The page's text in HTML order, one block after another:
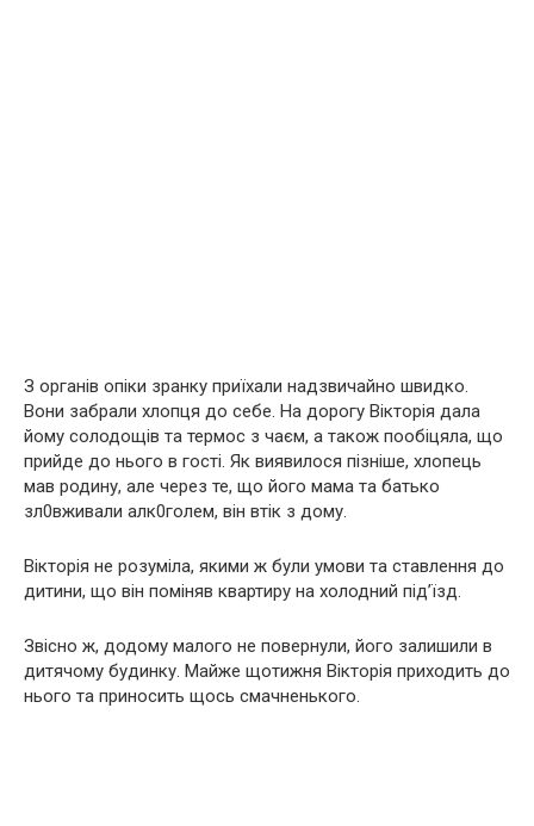
З органів опіки зранку приїхали надзвичайно швидко.
Вони забрали хлопця до себе. На дорогу Вікторія дала
йому солодощів та термос з чаєм, а також пообіцяла, що
прийде до нього в гості. Як виявилося пізніше, хлопець
мав родину, але через те, що його мама та батько
зл0вживали алк0голем, він втік з дому.
Вікторія не розуміла, якими ж були умови та ставлення до
дитини, що він поміняв квартиру на холодний під’їзд.
Звісно ж, додому малого не повернули, його залишили в
дитячому будинку. Майже щотижня Вікторія приходить до
нього та приносить щось смачненького.